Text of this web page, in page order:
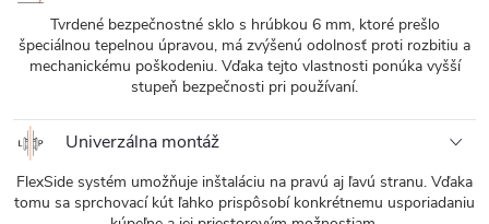
Tvrdené bezpečnostné sklo s hrúbkou 6 mm, ktoré prešlo
špeciálnou tepelnou úpravou, má zvýšenú odolnosť proti rozbitiu a
mechanickému poškodeniu. Vďaka tejto vlastnosti ponúka vyšší
stupeň bezpečnosti pri používaní.
Univerzálna montáž
FlexSide systém umožňuje inštaláciu na pravú aj ľavú stranu. Vďaka
tomu sa sprchovací kút ľahko prispôsobí konkrétnemu usporiadaniu